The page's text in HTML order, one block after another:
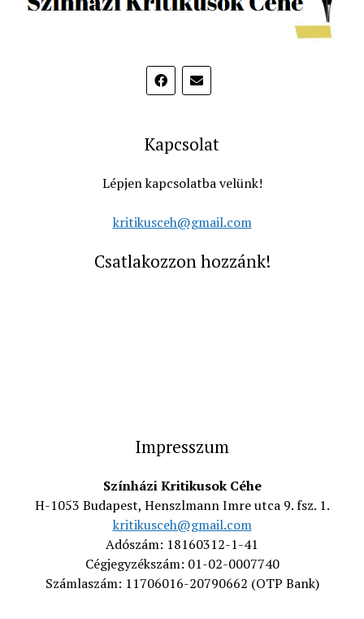
Kapcsolat
Lépjen kapcsolatba velünk!
kritikusceh@gmail.com
Csatlakozzon hozzánk!
Impresszum
Színházi Kritikusok Céhe
H-1053 Budapest, Henszlmann Imre utca 9. fsz. 1.
kritikusceh@gmail.com
Adószám: 18160312-1-41
Cégjegyzékszám: 01-02-0007740
Számlaszám: 11706016-20790662 (OTP Bank)